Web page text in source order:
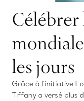
Célébrer
les jours
Grâce à l’initiative
Tiffany a versé plus